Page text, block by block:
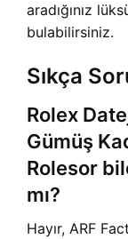
aradığınız
bulabilirsiniz.
Sıkça
Rolex
Gümüş
Rolesor
mı?
Hayır, ARF